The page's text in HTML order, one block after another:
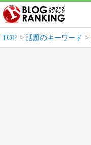
TOP 話題のキーワード